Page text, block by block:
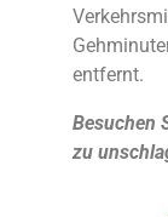
entfernt.
Besuchen
zu